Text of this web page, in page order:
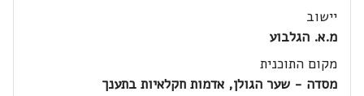
יישוב
מ.א. הגלבוע
מקום התוכנית
מסדה - שער הגולן, אדמות חקלאיות בתענך